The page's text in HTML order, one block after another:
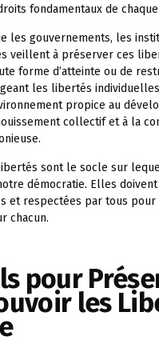
fondamentaux de
les gouvernements, les
veillent à préserver ces
forme d’atteinte ou de
les libertés
propice au
collectif et à la
sont le socle sur
démocratie. Elles
et respectées par tous pour
chacun.
pour
les